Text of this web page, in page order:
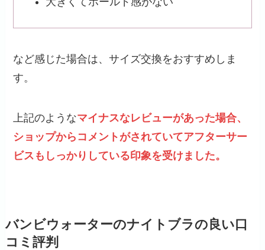
など感じた場合は、サイズ交換をおすすめしま
す。
上記のようなマイナスなレビューがあった場合、
ショップからコメントがされていてアフターサー
ビスもしっかりしている印象を受けました。
バンビウォーターのナイトブラの良い口
コミ評判